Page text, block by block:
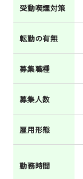
受動喫煙対策
転勤の有無
募集職種
募集人数
雇用形態
勤務時間